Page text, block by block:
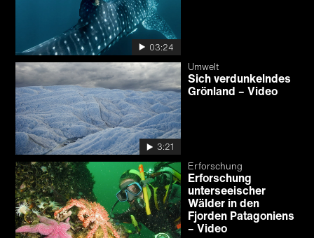
03:24
3:21
Umwelt
Sich verdunkelndes
Grönland – Video
Erforschung
Erforschung
unterseeischer
Wälder in den
Fjorden Patagoniens
– Video